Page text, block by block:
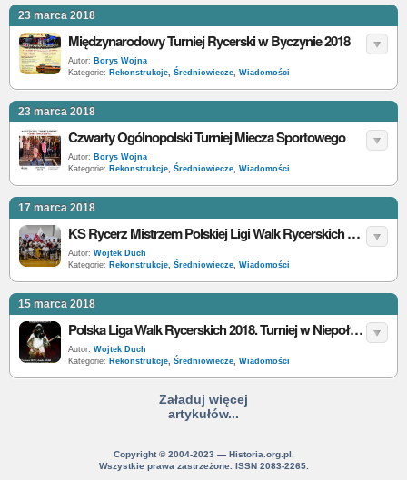
23 marca 2018
Międzynarodowy Turniej Rycerski w Byczynie 2018
Autor: Borys Wojna
Kategorie: Rekonstrukcje, Średniowiecze, Wiadomości
23 marca 2018
Czwarty Ogólnopolski Turniej Miecza Sportowego
Autor: Borys Wojna
Kategorie: Rekonstrukcje, Średniowiecze, Wiadomości
17 marca 2018
KS Rycerz Mistrzem Polskiej Ligi Walk Rycerskich sezonu 2017/2018
Autor: Wojtek Duch
Kategorie: Rekonstrukcje, Średniowiecze, Wiadomości
15 marca 2018
Polska Liga Walk Rycerskich 2018. Turniej w Niepołomicach
Autor: Wojtek Duch
Kategorie: Rekonstrukcje, Średniowiecze, Wiadomości
Załaduj więcej
artykułów...
Copyright © 2004-2023 — Historia.org.pl.
Wszystkie prawa zastrzeżone. ISSN 2083-2265.